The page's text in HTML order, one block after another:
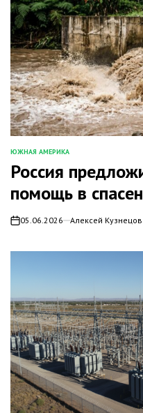
ОПУБЛИКОВАНО
В
ЮЖНАЯ АМЕРИКА
Россия
помощь в
on05.06.2026 Алексей Кузнецов